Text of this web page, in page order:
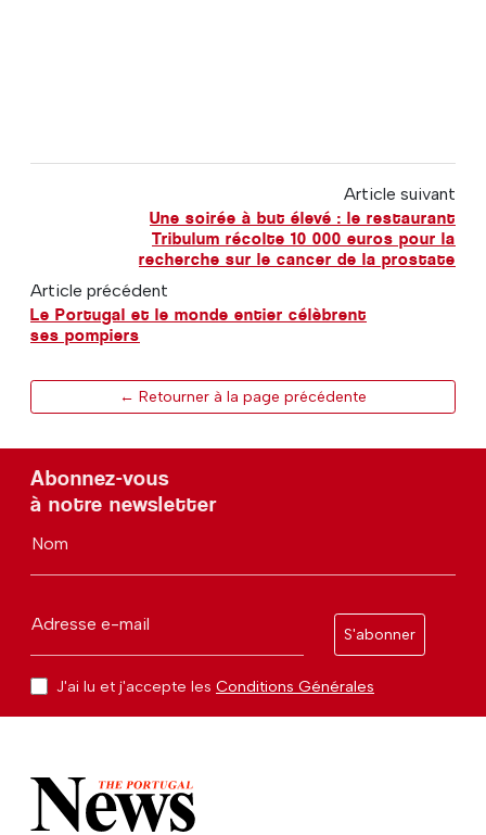
Article suivant
Une soirée à but élevé : le restaurant
Tribulum récolte 10 000 euros pour la
recherche sur le cancer de la prostate
Article précédent
Le Portugal et le monde entier célèbrent
ses pompiers
← Retourner à la page précédente
Abonnez-vous
à notre newsletter
Nom
Adresse e-mail
S'abonner
J'ai lu et j'accepte les Conditions Générales